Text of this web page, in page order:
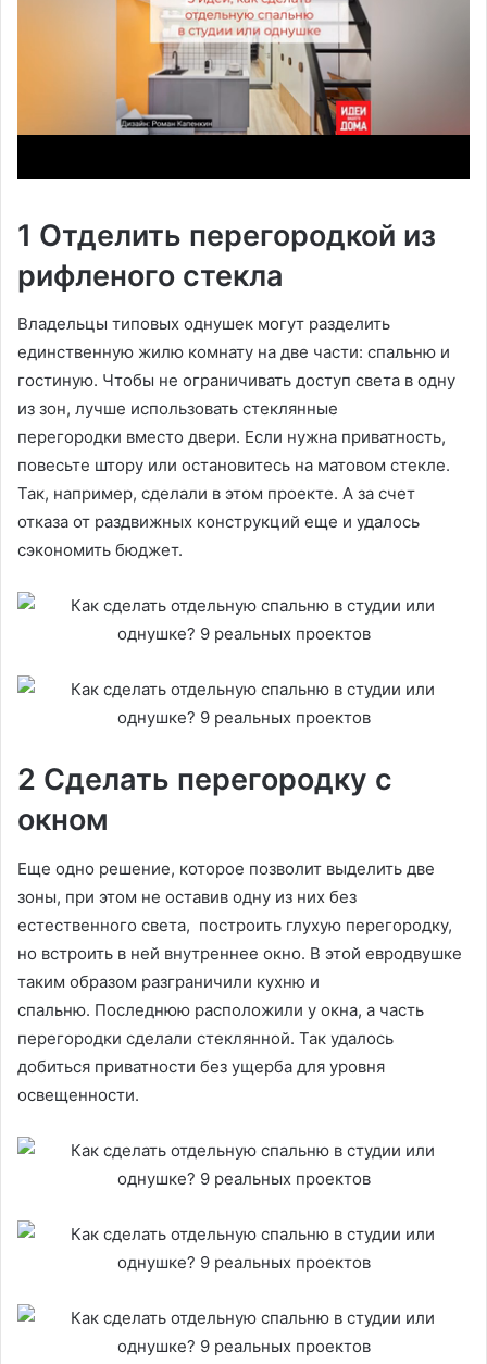
1 Отделить перегородкой из
рифленого стекла
Владельцы типовых однушек могут разделить
единственную жилю комнату на две части: спальню и
гостиную. Чтобы не ограничивать доступ света в одну
из зон, лучше использовать стеклянные
перегородки вместо двери. Если нужна приватность,
повесьте штору или остановитесь на матовом стекле.
Так, например, сделали в этом проекте. А за счет
отказа от раздвижных конструкций еще и удалось
сэкономить бюджет.
2 Сделать перегородку с
окном
Еще одно решение, которое позволит выделить две
зоны, при этом не оставив одну из них без
естественного света, построить глухую перегородку,
но встроить в ней внутреннее окно. В этой евродвушке
таким образом разграничили кухню и
спальню. Последнюю расположили у окна, а часть
перегородки сделали стеклянной. Так удалось
добиться приватности без ущерба для уровня
освещенности.